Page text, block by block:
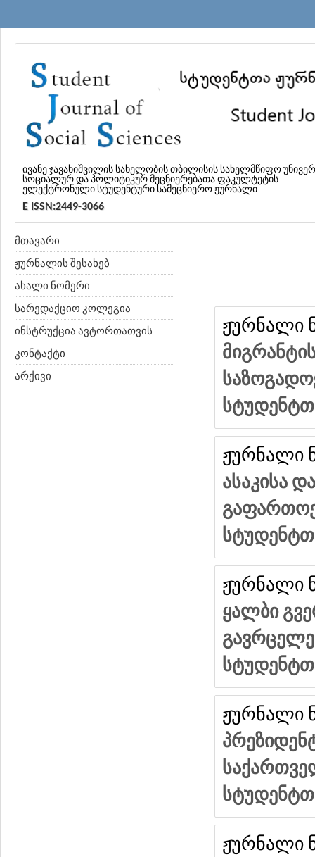
ივანე ჯავახიშვილის სახელობის თბილისის სახელმწიფო
სოციალურ და პოლიტიკურ მეცნიერებათა ფაკულტეტის
ელექტრონული სტუდენტური სამეცნიერო ჟურნალი
E ISSN:2449-3066
მთავარი
ჟურნალის შესახებ
ახალი ნომერი
სარედაქციო კოლეგია
ინსტრუქცია ავტორთათვის
კონტაქტი
არქივი
ჟურნალი
ჟურნალი
ასაკისა
ჟურნალი
ყალბი
ჟურნალი
ჟურნალი